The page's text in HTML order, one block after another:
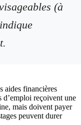
(à
aides financières
d’emploi reçoivent une
mais doivent payer
peuvent durer